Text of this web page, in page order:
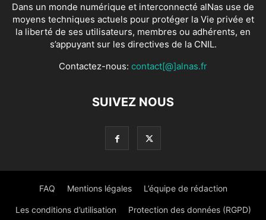
Dans un monde numérique et interconnecté alNas use de
moyens techniques actuels pour protéger la Vie privée et
la liberté de ses utilisateurs, membres ou adhérents, en
s’appuyant sur les directives de la CNIL.
Contactez-nous: contact[@]alnas.fr
SUIVEZ NOUS
FAQ Mentions légales L’équipe de rédaction
Les conditions d’utilisation Protection des données (RGPD)